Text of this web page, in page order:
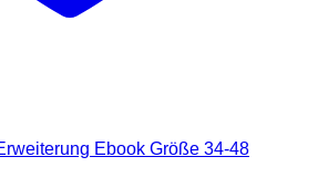
Ebook Größe 34-48